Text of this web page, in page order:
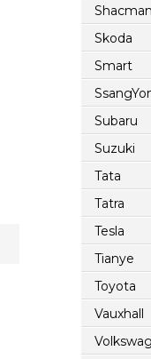
Shacman
Skoda
Smart
Subaru
Suzuki
Tata
Tatra
Tesla
Tianye
Toyota
Vauxhall